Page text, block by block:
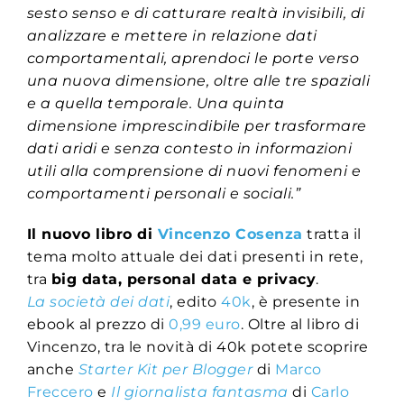
sesto senso e di catturare realtà invisibili, di
analizzare e mettere in relazione dati
comportamentali, aprendoci le porte verso
una nuova dimensione, oltre alle tre spaziali
e a quella temporale. Una quinta
dimensione imprescindibile per trasformare
dati aridi e senza contesto in informazioni
utili alla comprensione di nuovi fenomeni e
comportamenti personali e sociali.”
Il nuovo libro di Vincenzo Cosenza tratta il
tema molto attuale dei dati presenti in rete,
tra big data, personal data e privacy.
La società dei dati, edito40k, è presente in
ebook al prezzo di0,99 euro. Oltre al libro di
Vincenzo, tra le novità di 40k potete scoprire
anche Starter Kit per Bloggerdi Marco
Freccero e Il giornalista fantasma di Carlo